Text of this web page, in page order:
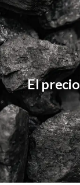
El